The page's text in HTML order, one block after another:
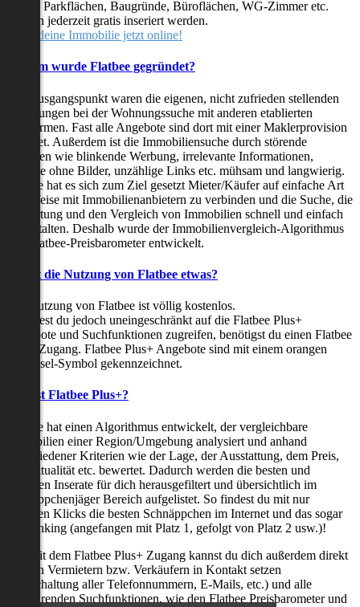
Villen, Parkflächen, Baugründe, Büroflächen, WG-Zimmer etc.
können jederzeit gratis inseriert werden.
Stelle deine Immobilie jetzt online!
Warum wurde Flatbee gegründet?
Der Ausgangspunkt waren die eigenen, nicht zufrieden stellenden
Erfahrungen bei der Wohnungssuche mit anderen etablierten
Plattformen. Fast alle Angebote sind dort mit einer Maklerprovision
behaftet. Außerdem ist die Immobiliensuche durch störende
Faktoren wie blinkende Werbung, irrelevante Informationen,
Inserate ohne Bilder, unzählige Links etc. mühsam und langwierig.
Flatbee hat es sich zum Ziel gesetzt Mieter/Käufer auf einfache Art
und Weise mit Immobilienanbietern zu verbinden und die Suche, die
Bewertung und den Vergleich von Immobilien schnell und einfach
zu gestalten. Deshalb wurde der Immobilienvergleich-Algorithmus
und Flatbee-Preisbarometer entwickelt.
Kostet die Nutzung von Flatbee etwas?
Die Nutzung von Flatbee ist völlig kostenlos.
Möchtest du jedoch uneingeschränkt auf die Flatbee Plus+
Angebote und Suchfunktionen zugreifen, benötigst du einen Flatbee
Plus+ Zugang. Flatbee Plus+ Angebote sind mit einem orangen
Schlüssel-Symbol gekennzeichnet.
Was ist Flatbee Plus+?
Flatbee hat einen Algorithmus entwickelt, der vergleichbare
Immobilien einer Region/Umgebung analysiert und anhand
verschiedener Kriterien wie der Lage, der Ausstattung, dem Preis,
der Aktualität etc. bewertet. Dadurch werden die besten und
neuesten Inserate für dich herausgefiltert und übersichtlich im
Schnäppchenjäger Bereich aufgelistet. So findest du mit nur
wenigen Klicks die besten Schnäppchen im Internet und das sogar
als Ranking (angefangen mit Platz 1, gefolgt von Platz 2 usw.)!
Nur mit dem Flatbee Plus+ Zugang kannst du dich außerdem direkt
mit den Vermietern bzw. Verkäufern in Kontakt setzen
(Freischaltung aller Telefonnummern, E-Mails, etc.) und alle
zeitsparenden Suchfunktionen, wie den Flatbee Preisbarometer und